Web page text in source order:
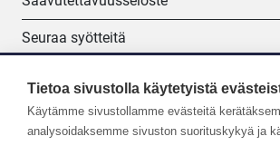
Seuraa syötteitä
Seuraa meitä:
Tietoa sivustolla käytetyistä
Käytämme sivustollamme evästeitä
analysoidaksemme sivuston suorituskykyä ja